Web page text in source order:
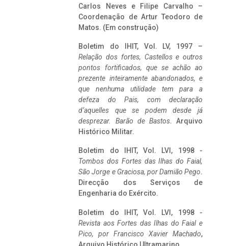
Carlos Neves e Filipe Carvalho –
Coordenação de Artur Teodoro de
Matos. (Em construção)
Boletim do IHIT, Vol. LV, 1997 –
Relação dos fortes, Castellos e outros
pontos fortificados, que se achão ao
prezente inteiramente abandonados, e
que nenhuma utilidade tem para a
defeza do Pais, com declaração
d’aquelles que se podem desde já
desprezar. Barão de Bastos. Arquivo
Histórico Militar.
Boletim do IHIT, Vol. LVI, 1998 -
Tombos dos Fortes das Ilhas do Faial,
São Jorge e Graciosa, por Damião Pego.
Direcção dos Serviços de
Engenharia do Exército.
Boletim do IHIT, Vol. LVI, 1998 -
Revista aos Fortes das Ilhas do Faial e
Pico, por Francisco Xavier Machado,
Arquivo Histórico Ultramarino